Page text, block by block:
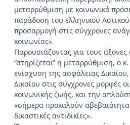
μεταρρύθμιση με κοινωνικό
παράδοση του ελληνικού Αστικού
προσαρμογή στις σύγχρονες
κοινωνίας».
Παρουσιάζοντας για τους άξονες
“στηρίζεται” η μεταρρύθμιση, ο
ενίσχυση της ασφάλειας
Δικαίου στις σύγχρονες μορφές
κοινωνικής ζωής, και την
«σήμερα προκαλούν
δικαστικές αντιδικίες».